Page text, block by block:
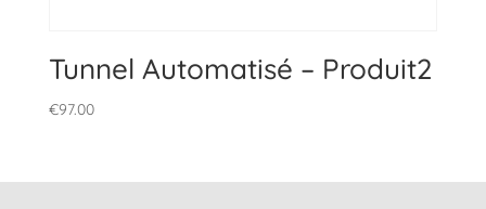
Tunnel Automatisé – Produit2
€97.00